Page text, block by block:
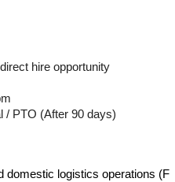
hire opportunity
/ PTO (After 90 days)
domestic logistics operations (F